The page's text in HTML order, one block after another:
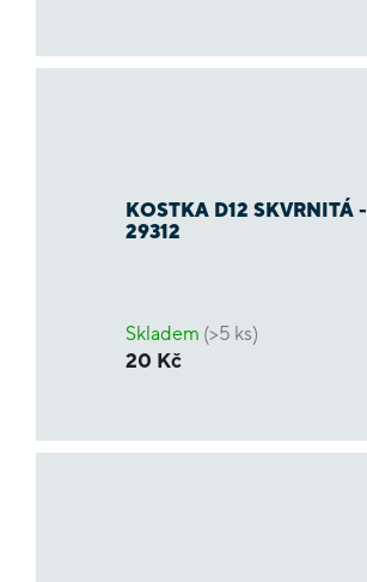
KOSTKA D12 SKVRNITÁ -
29312
Skladem (>5 ks)
20 Kč